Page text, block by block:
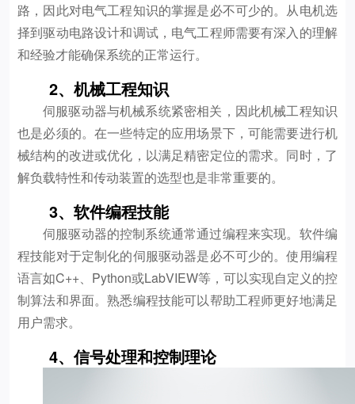
路，因此对电气工程知识的掌握是必不可少的。从电机选
择到驱动电路设计和调试，电气工程师需要有深入的理解
和经验才能确保系统的正常运行。
2、机械工程知识
伺服驱动器与机械系统紧密相关，因此机械工程知识
也是必须的。在一些特定的应用场景下，可能需要进行机
械结构的改进或优化，以满足精密定位的需求。同时，了
解负载特性和传动装置的选型也是非常重要的。
3、软件编程技能
伺服驱动器的控制系统通常通过编程来实现。软件编
程技能对于定制化的伺服驱动器是必不可少的。使用编程
语言如C++、Python或LabVIEW等，可以实现自定义的控
制算法和界面。熟悉编程技能可以帮助工程师更好地满足
用户需求。
4、信号处理和控制理论